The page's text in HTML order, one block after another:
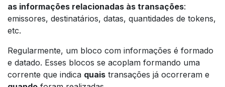
as informações relacionadas às transações:
emissores, destinatários, datas, quantidades de tokens,
etc.
Regularmente, um bloco com informações é formado
e datado. Esses blocos se acoplam formando uma
corrente que indica quais transações já ocorreram e